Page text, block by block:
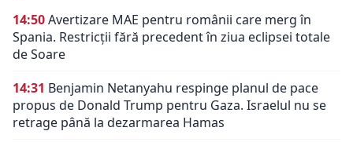
14:50Avertizare MAE pentru românii care merg în
Spania. Restricții fără precedent în ziua eclipsei totale
de Soare
14:31 Benjamin Netanyahu respinge planul de pace
propus de Donald Trump pentru Gaza. Israelul nu se
retrage până la dezarmarea Hamas